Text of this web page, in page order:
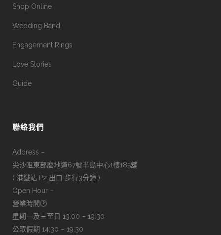
Shop Online
Wedding Band
Engagement Rings
Love Stories
Guide
聯絡我們
Address –
尖沙咀東部麼地道67號半島中心1樓185舖
( 港鐵站 P2 出口 步行3分鐘 )
Open Hour –
營業時間🕑
星期一及三至日 13:00 – 19:30
公眾假期 14:30 – 19:30